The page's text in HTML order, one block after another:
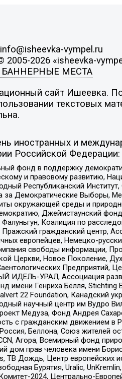
vympel.ru
2026 «isheevka-
БАННЕРНЫЕ МЕСТА
сайт Ишеевка.
текстовых
иностранных и
Российской Федерации:
фонд в поддержку
и правовому развитию,
Республиканский
за Демократические Выборы,
окружающей среды и
Джеймстаунский
Фалуньгун, Коалиция по
Пражский гражданский центр,
европейцев, Немецко-
свободы информации,
Церкви, Новое Поколение,
Предприятий,
ИДЕЛЬ-УРАЛ, Ассоциация
имени Генриха Бёлля, Stichting
22 Foundation, Канадский
научный центр им Вудро
Медуза, Фонд Андрея
с гражданским движением в
Беллона, Союз жителей
Агора, Всемирный фонд
дом прав человека имени
ТВ Дождь, Центр европейских
Бурятия, Uralic,
2024, Центрально-